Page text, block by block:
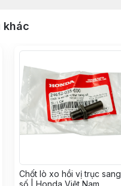
khác
Chốt lò xo hồi vị trục sang
số | Honda Việt Nam